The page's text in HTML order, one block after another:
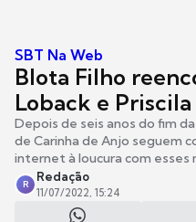
SBT Na Web
Blota Filho
Loback e Priscila
Depois de seis anos do fim
de Carinha de Anjo seguem
internet à loucura com esses
R
Redação
11/07/2022, 15:24